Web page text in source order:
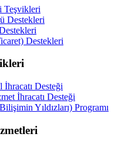
Teşvikleri
Destekleri
Destekleri
Desteği
İhracatı Desteği
Yıldızları) Programı